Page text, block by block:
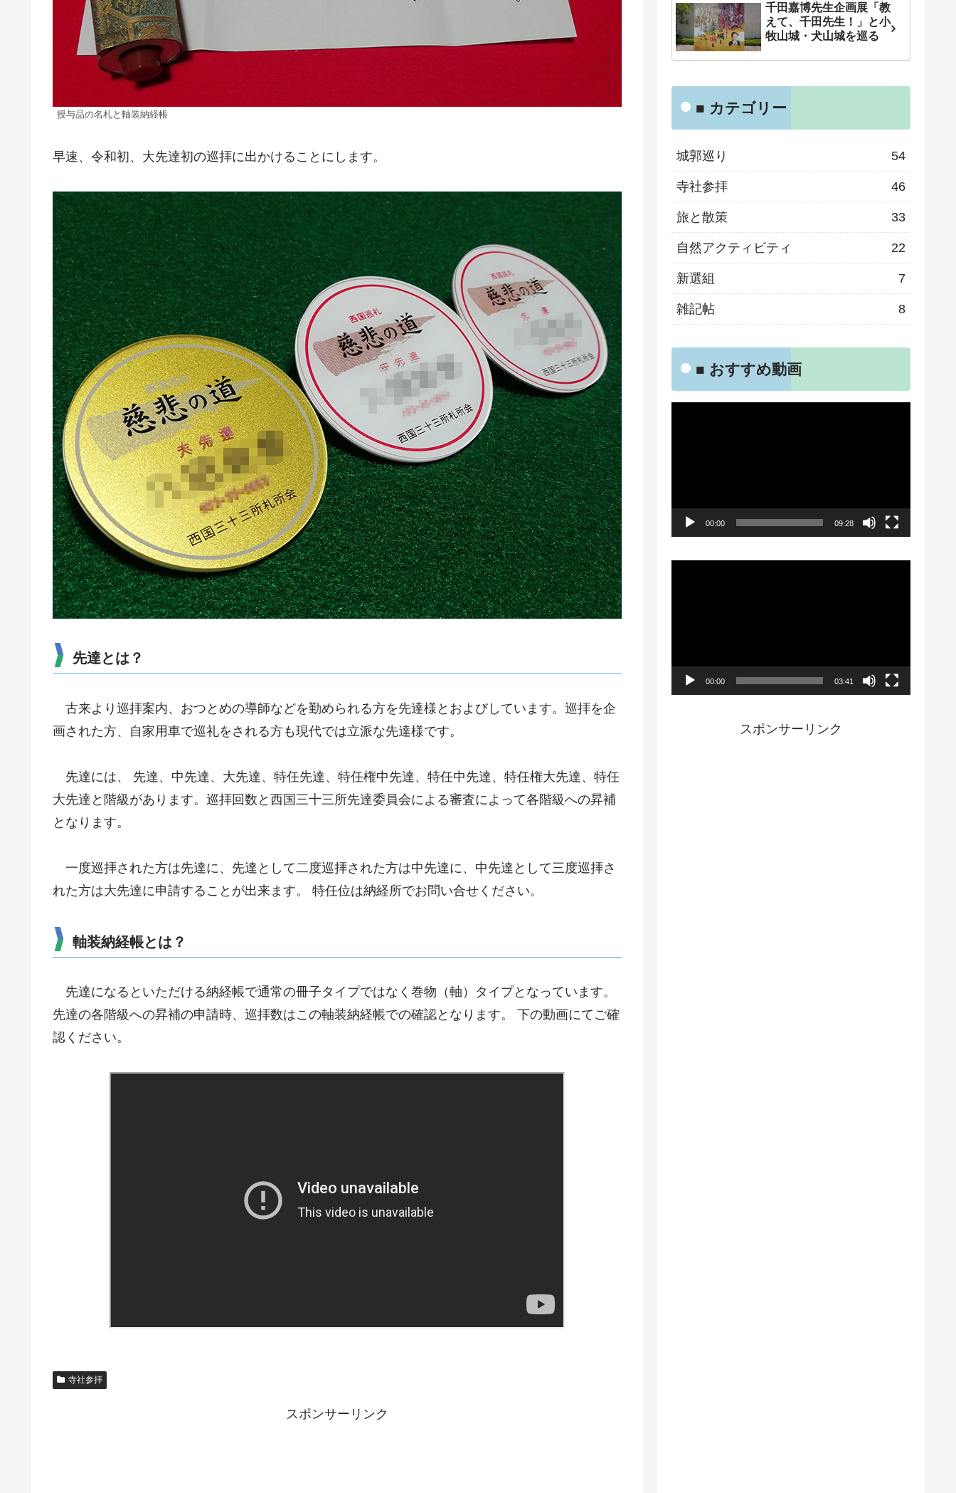
授与品の名札と軸装納経帳
早速、令和初、大先達初の巡拝に出かけることにします。
先達とは？
古来より巡拝案内、おつとめの導師などを勤められる方を先達様とおよびしています。巡拝を企
画された方、自家用車で巡礼をされる方も現代では立派な先達様です。
先達には、 先達、中先達、大先達、特任先達、特任権中先達、特任中先達、特任権大先達、特任
大先達と階級があります。巡拝回数と西国三十三所先達委員会による審査によって各階級への昇補
となります。
一度巡拝された方は先達に、先達として二度巡拝された方は中先達に、中先達として三度巡拝さ
れた方は大先達に申請することが出来ます。 特任位は納経所でお問い合せください。
軸装納経帳とは？
先達になるといただける納経帳で通常の冊子タイプではなく巻物（軸）タイプとなっています。
先達の各階級への昇補の申請時、巡拝数はこの軸装納経帳での確認となります。 下の動画にてご確
認ください。
寺社参拝
スポンサーリンク
千田嘉博先生企画展「教
えて、千田先生！」と小
牧山城・犬山城を巡る
■ カテゴリー
城郭巡り 54
寺社参拝 46
旅と散策 33
自然アクティビティ 22
新選組 7
雑記帖 8
■ おすすめ動画
00:00 09:28
00:00 03:41
スポンサーリンク